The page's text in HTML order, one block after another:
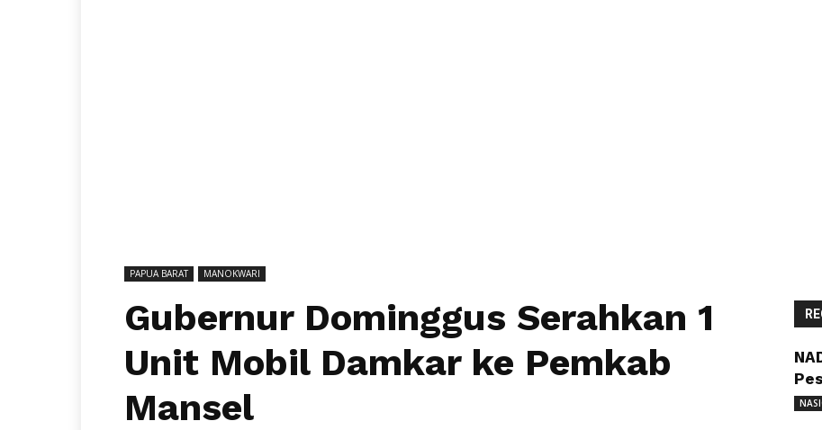
PAPUA BARAT MANOKWARI
Gubernur Dominggus Serahkan 1
Unit Mobil Damkar ke Pemkab
Mansel